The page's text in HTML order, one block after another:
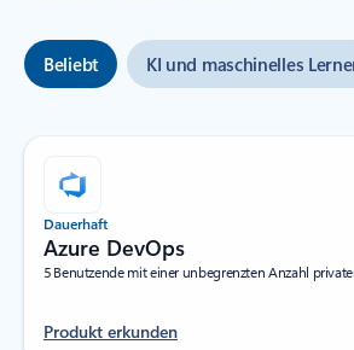
Beliebt KI und maschinelles
Dauerhaft
Azure DevOps
5 Benutzende mit einer unbegrenzten Anzahl
Produkt erkunden